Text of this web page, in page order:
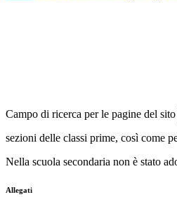
Campo di ricerca per le pagine del sito
sezioni delle classi prime, così come
Nella scuola secondaria non è stato
Allegati